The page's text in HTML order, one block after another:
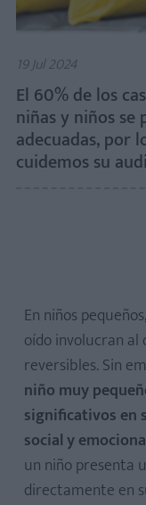
19 Jul 2024
El 60% de los
niñas y niños
adecuadas, por
cuidemos su
En niños
oído involucran
reversibles. Sin
niño muy
significativos en
social y
un niño presenta
directamente en